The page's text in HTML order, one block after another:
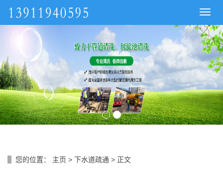
导
菜
单
您的位置： 主页 > 下水道疏通 > 正文